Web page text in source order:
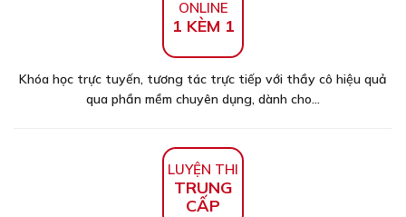
ONLINE
1 KÈM 1
Khóa học trực tuyến, tương tác trực tiếp với thầy cô hiệu quả
qua phần mềm chuyên dụng, dành cho...
LUYỆN THI
TRUNG
CẤP